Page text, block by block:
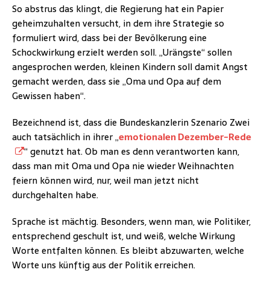
So abstrus das klingt, die Regierung hat ein Papier
geheimzuhalten versucht, in dem ihre Strategie so
formuliert wird, dass bei der Bevölkerung eine
Schockwirkung erzielt werden soll. „Urängste“ sollen
angesprochen werden, kleinen Kindern soll damit Angst
gemacht werden, dass sie „Oma und Opa auf dem
Gewissen haben“.
Bezeichnend ist, dass die Bundeskanzlerin Szenario Zwei
auch tatsächlich in ihrer „emotionalen Dezember-Rede
“ genutzt hat. Ob man es denn verantworten kann,
dass man mit Oma und Opa nie wieder Weihnachten
feiern können wird, nur, weil man jetzt nicht
durchgehalten habe.
Sprache ist mächtig. Besonders, wenn man, wie Politiker,
entsprechend geschult ist, und weiß, welche Wirkung
Worte entfalten können. Es bleibt abzuwarten, welche
Worte uns künftig aus der Politik erreichen.